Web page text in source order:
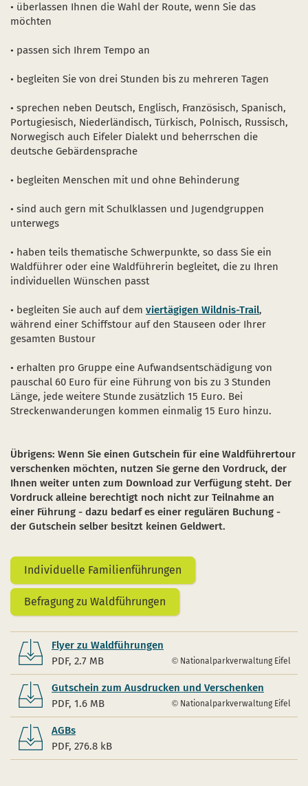
• überlassen Ihnen die Wahl der Route, wenn Sie das
möchten
• passen sich Ihrem Tempo an
• begleiten Sie von drei Stunden bis zu mehreren Tagen
• sprechen neben Deutsch, Englisch, Französisch, Spanisch,
Portugiesisch, Niederländisch, Türkisch, Polnisch, Russisch,
Norwegisch auch Eifeler Dialekt und beherrschen die
deutsche Gebärdensprache
• begleiten Menschen mit und ohne Behinderung
• sind auch gern mit Schulklassen und Jugendgruppen
unterwegs
• haben teils thematische Schwerpunkte, so dass Sie ein
Waldführer oder eine Waldführerin begleitet, die zu Ihren
individuellen Wünschen passt
• begleiten Sie auch auf dem viertägigen Wildnis-Trail,
während einer Schiffstour auf den Stauseen oder Ihrer
gesamten Bustour
• erhalten pro Gruppe eine Aufwandsentschädigung von
pauschal 60 Euro für eine Führung von bis zu 3 Stunden
Länge, jede weitere Stunde zusätzlich 15 Euro. Bei
Streckenwanderungen kommen einmalig 15 Euro hinzu.
Übrigens: Wenn Sie einen Gutschein für eine Waldführertour
verschenken möchten, nutzen Sie gerne den Vordruck, der
Ihnen weiter unten zum Download zur Verfügung steht. Der
Vordruck alleine berechtigt noch nicht zur Teilnahme an
einer Führung - dazu bedarf es einer regulären Buchung -
der Gutschein selber besitzt keinen Geldwert.
Individuelle Familienführungen
Befragung zu Waldführungen
Flyer zu Waldführungen
PDF, 2.7 MB
Nationalparkverwaltung Eifel
Gutschein zum Ausdrucken und Verschenken
PDF, 1.6 MB
Nationalparkverwaltung Eifel
AGBs
PDF, 276.8 kB